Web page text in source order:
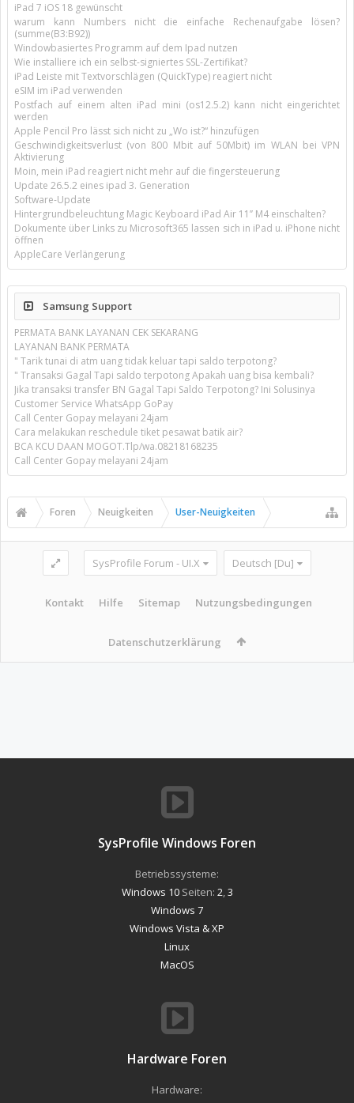
iPad 7 iOS 18 gewünscht
warum kann Numbers nicht die einfache Rechenaufgabe lösen?
(summe(B3:B92))
Windowbasiertes Programm auf dem Ipad nutzen
Wie installiere ich ein selbst-signiertes SSL-Zertifikat?
iPad Leiste mit Textvorschlägen (QuickType) reagiert nicht
eSIM im iPad verwenden
Postfach auf einem alten iPad mini (os12.5.2) kann nicht eingerichtet
werden
Apple Pencil Pro lässt sich nicht zu „Wo ist?“ hinzufügen
Geschwindigkeitsverlust (von 800 Mbit auf 50Mbit) im WLAN bei VPN
Aktivierung
Moin, mein iPad reagiert nicht mehr auf die fingersteuerung
Update 26.5.2 eines ipad 3. Generation
Software-Update
Hintergrundbeleuchtung Magic Keyboard iPad Air 11’’ M4 einschalten?
Dokumente über Links zu Microsoft365 lassen sich in iPad u. iPhone nicht
öffnen
AppleCare Verlängerung
Samsung Support
PERMATA BANK LAYANAN CEK SEKARANG
LAYANAN BANK PERMATA
" Tarik tunai di atm uang tidak keluar tapi saldo terpotong?
" Transaksi Gagal Tapi saldo terpotong Apakah uang bisa kembali?
Jika transaksi transfer BN Gagal Tapi Saldo Terpotong? Ini Solusinya
Customer Service WhatsApp GoPay
Call Center Gopay melayani 24jam
Cara melakukan reschedule tiket pesawat batik air?
BCA KCU DAAN MOGOT.Tlp/wa.08218168235
Call Center Gopay melayani 24jam
Foren Neuigkeiten User-Neuigkeiten
SysProfile Forum - UI.X Deutsch [Du]
Kontakt Hilfe Sitemap Nutzungsbedingungen
Datenschutzerklärung
SysProfile Windows Foren
Betriebssysteme:
Windows 10Seiten: 2 3
Windows 7
Windows Vista & XP
Linux
MacOS
Hardware Foren
Hardware: